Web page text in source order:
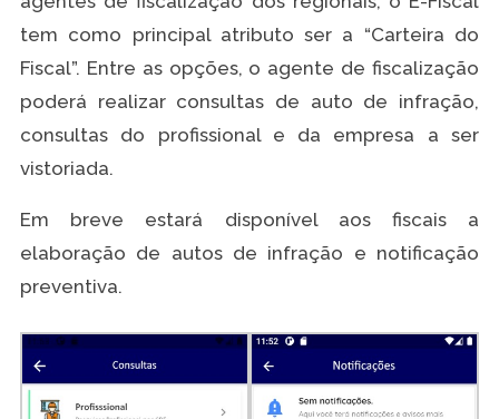
tem como principal atributo ser a “Carteira do
Fiscal”. Entre as opções, o agente de fiscalização
poderá realizar consultas de auto de infração,
consultas do profissional e da empresa a ser
vistoriada.
Em breve estará disponível aos fiscais a
elaboração de autos de infração e notificação
preventiva.